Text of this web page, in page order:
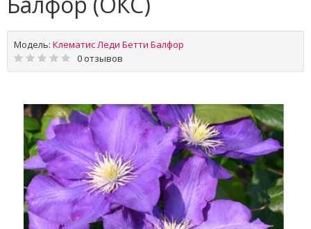
Модель: Клематис Леди Бетти Балфор
0 отзывов